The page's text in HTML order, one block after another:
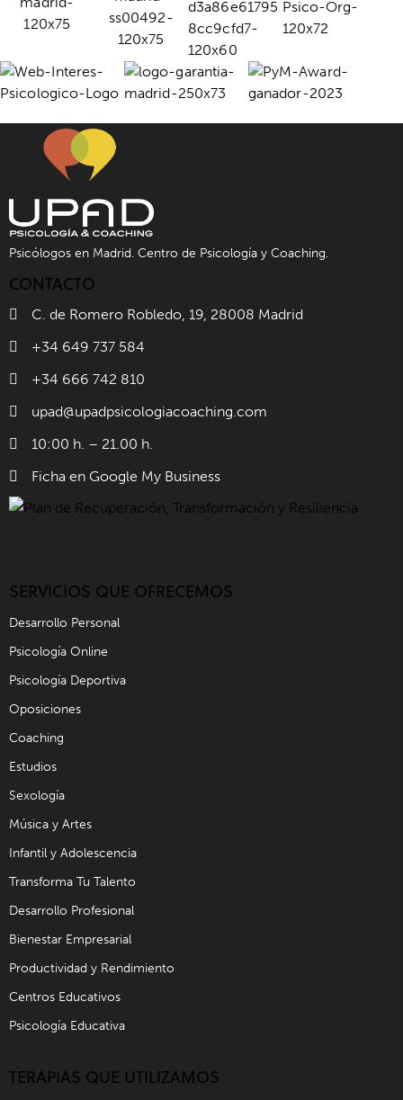
Psicólogos en Madrid. Centro de Psicología y Coaching.
CONTACTO
C. de Romero Robledo, 19, 28008 Madrid
+34 649 737 584
+34 666 742 810
upad@upadpsicologiacoaching.com
10:00 h. – 21.00 h.
Ficha en Google My Business
SERVICIOS QUE OFRECEMOS
Desarrollo Personal
Psicología Online
Psicología Deportiva
Oposiciones
Coaching
Estudios
Sexología
Música y Artes
Infantil y Adolescencia
Transforma Tu Talento
Desarrollo Profesional
Bienestar Empresarial
Productividad y Rendimiento
Centros Educativos
Psicología Educativa
TERAPIAS QUE UTILIZAMOS